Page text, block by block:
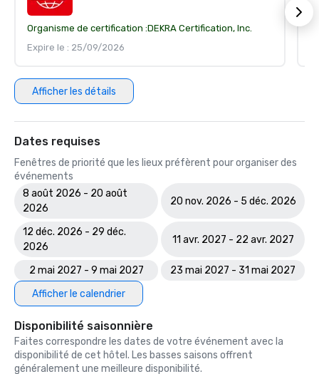
Organisme de certification :DEKRA Certification, Inc.
Expire le : 25/09/2026
Afficher les détails
Dates requises
Fenêtres de priorité que les lieux préfèrent pour organiser des
événements
8 août 2026 - 20 août
2026
20 nov. 2026 - 5 déc. 2026
12 déc. 2026 - 29 déc.
2026
11 avr. 2027 - 22 avr. 2027
2 mai 2027 - 9 mai 2027
23 mai 2027 - 31 mai 2027
Afficher le calendrier
Disponibilité saisonnière
Faites correspondre les dates de votre événement avec la
disponibilité de cet hôtel. Les basses saisons offrent
généralement une meilleure disponibilité.